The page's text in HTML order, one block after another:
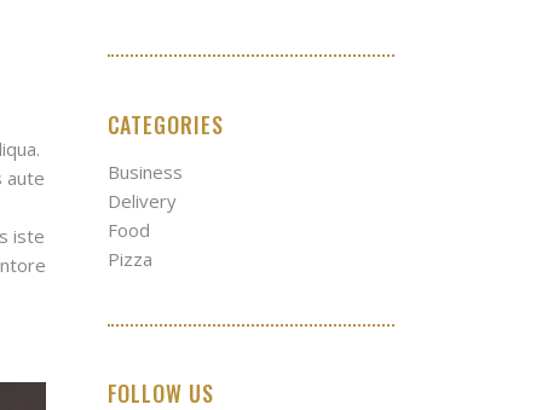
aute
iste
CATEGORIES
Business
Delivery
Food
Pizza
FOLLOW US